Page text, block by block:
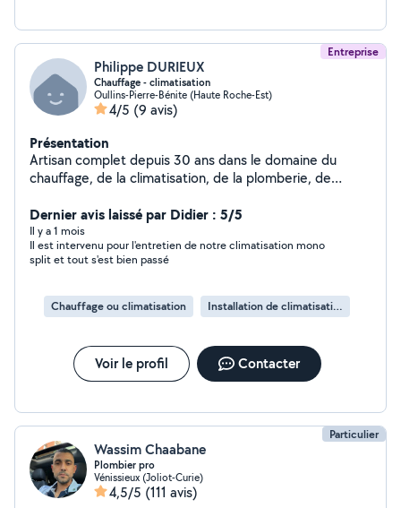
Entreprise
Philippe DURIEUX
Chauffage - climatisation
Oullins-Pierre-Bénite (Haute Roche-Est)
4/5 (9 avis)
Présentation
Artisan complet depuis 30 ans dans le domaine du
chauffage, de la climatisation, de la plomberie, de
Dernier avis laissé par Didier : 5/5
Il y a 1 mois
Il est intervenu pour l'entretien de notre climatisation mono
split et tout s'est bien passé
Chauffage ou climatisation Installation de climatisation
Voir le profil Contacter
Particulier
Wassim Chaabane
Plombier pro
Vénissieux (Joliot-Curie)
4,5/5 (111 avis)